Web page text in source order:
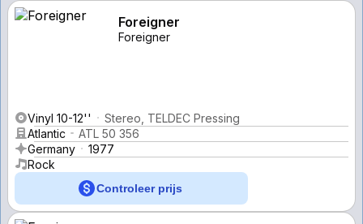
Foreigner
Foreigner
Vinyl 10-12''
Stereo, TELDEC Pressing
Atlantic
ATL 50 356
Germany
1977
Rock
Controleer prijs